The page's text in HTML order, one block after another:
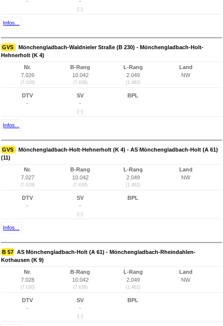
(-)
Infos...
GVS
Mönchengladbach-Waldnieler Straße (B 230) - Mönchengladbach-Holt-
Hehnerholt (K 4)
Nr.
7.026
(7.028)
B-Rang
10.042
(7.638)
L-Rang
2.049
(1.462)
Land
NW
DTV
-
SV
-
(-)
BPL
Infos...
GVS
Mönchengladbach-Holt-Hehnerholt (K 4) - AS Mönchengladbach-Holt (A 61)
(11)
Nr.
7.027
(7.029)
B-Rang
10.042
(7.638)
L-Rang
2.049
(1.462)
Land
NW
DTV
-
SV
-
(-)
BPL
Infos...
B 57 AS Mönchengladbach-Holt (A 61) - Mönchengladbach-Rheindahlen-
Kothausen (K 9)
Nr.
7.028
(7.030)
B-Rang
10.042
(7.638)
L-Rang
2.049
(1.462)
Land
NW
DTV
-
SV
-
(-)
BPL